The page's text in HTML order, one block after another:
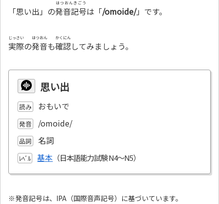
「思い出」の発音記号
はつおんきごう
は「/omoide/」です。
実際
じっさい
の発音
はつおん
も確認
かくにん
してみましょう。
思い出
読み おもいで
発音 /omoide/
品詞 名詞
ﾚﾍﾞﾙ 基本
※発音記号は、IPA（国際音声記号）に基づいています。